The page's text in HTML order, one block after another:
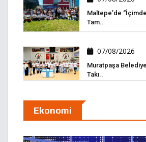
Maltepe’de
Tam..
07/08/2026
Muratpaşa
Takı..
Ekonomi